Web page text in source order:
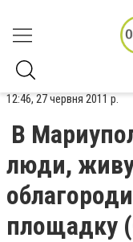
12:46, 27 червня 2011 р.
В
люди,
площадку